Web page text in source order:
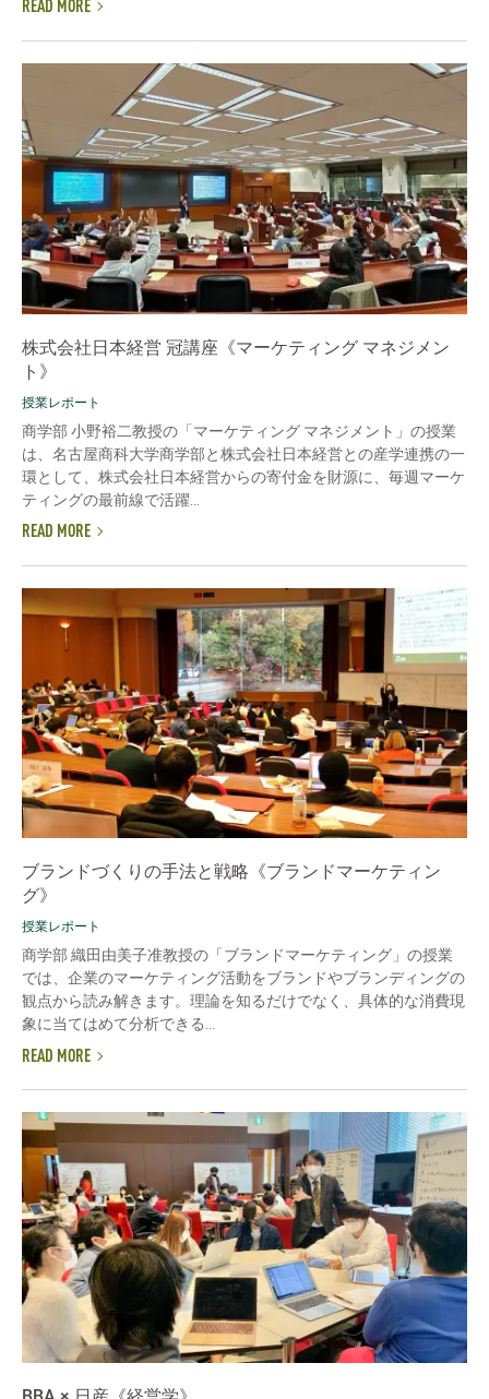
READ MORE
株式会社日本経営 冠講座《マーケティング マネジメン
ト》
授業レポート
商学部 小野裕二教授の「マーケティング マネジメント」の授業
は、名古屋商科大学商学部と株式会社日本経営との産学連携の一
環として、株式会社日本経営からの寄付金を財源に、毎週マーケ
ティングの最前線で活躍...
READ MORE
ブランドづくりの手法と戦略《ブランドマーケティン
グ》
授業レポート
商学部 織田由美子准教授の「ブランドマーケティング」の授業
では、企業のマーケティング活動をブランドやブランディングの
観点から読み解きます。理論を知るだけでなく、具体的な消費現
象に当てはめて分析できる...
READ MORE